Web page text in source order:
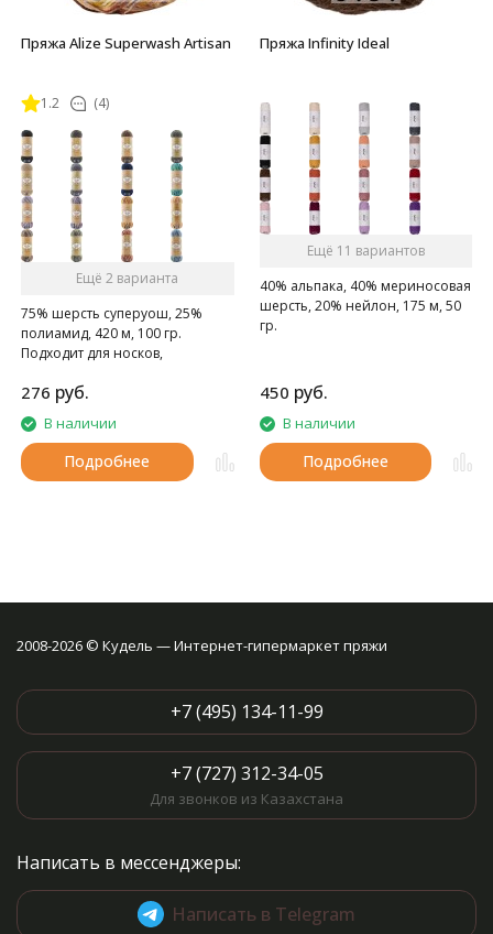
Пряжа Alize Superwash Artisan
1.2 (4)
Ещё 2 варианта
75% шерсть суперуош, 25%
полиамид, 420 м, 100 гр.
Подходит для носков,
шапок и т.д.
276 руб.
В наличии
Подробнее
Пряжа Infinity Ideal
Ещё 11 вариантов
40% альпака, 40% мериносовая
шерсть, 20% нейлон, 175 м, 50
гр.
450 руб.
В наличии
Подробнее
2008-2026 © Кудель — Интернет-гипермаркет пряжи
+7 (495) 134-11-99
+7 (727) 312-34-05
Для звонков из Казахстана
Написать в мессенджеры:
Написать в Telegram